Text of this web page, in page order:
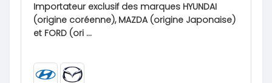
Importateur exclusif des marques HYUNDAI
(origine coréenne), MAZDA (origine Japonaise)
et FORD (ori ...